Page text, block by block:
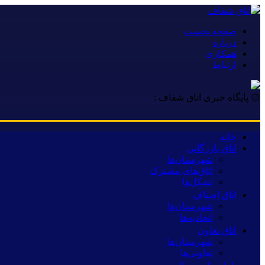
صفحه نخست
درباره
همکاری
ارتباط
۞ پایگاه خبری اتاق شفاف :
خانه
اتاق بازرگانی
شهرستان‌ها
اتاق‌های مشترک
تشکل‌ها
اتاق اصناف
شهرستان‌ها
اتحادیه‌ها
اتاق تعاون
شهرستان‌ها
تعاونی‌ها